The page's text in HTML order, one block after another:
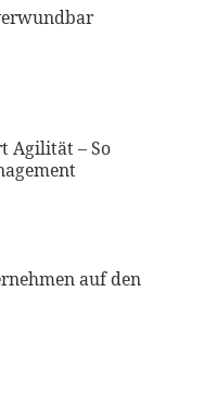
Agilität – So
auf den